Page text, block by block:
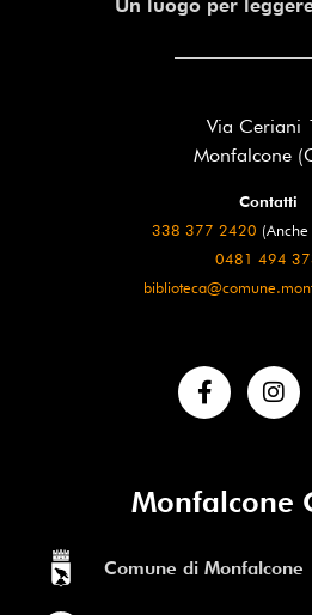
Un luogo per
Via Ceriani
Monfalcone
Contatti
338 377 2420
0481 494
Monfalcone
Comune di Monfalcone